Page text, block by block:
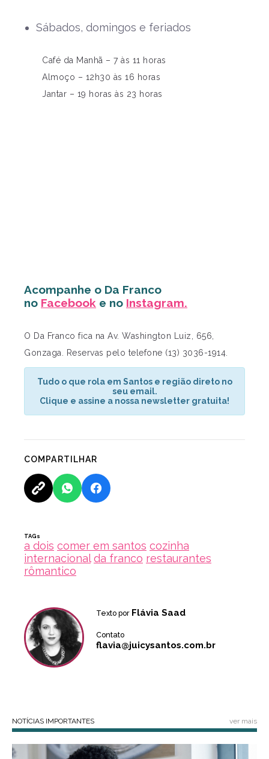
Sábados, domingos e feriados
Café da Manhã – 7 às 11 horas
Almoço – 12h30 às 16 horas
Jantar – 19 horas às 23 horas
Acompanhe o Da Franco
no Facebook e no Instagram.
O Da Franco fica na Av. Washington Luiz, 656,
Gonzaga. Reservas pelo telefone (13) 3036-1914.
Tudo o que rola em Santos e região direto no
seu email.
Clique e assine a nossa newsletter gratuita!
COMPARTILHAR
TAGs
a dois comer em santos cozinha
internacional da franco restaurantes
rômantico
Texto por Flávia Saad
Contato
flavia@juicysantos.com.br
NOTÍCIAS IMPORTANTES ver mais